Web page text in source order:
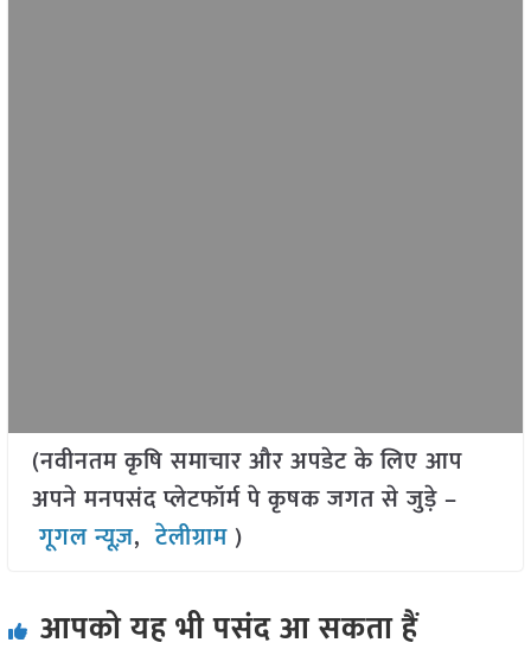
(नवीनतम कृषि समाचार और अपडेट के लिए आप
अपने मनपसंद प्लेटफॉर्म पे कृषक जगत से जुड़े –
गूगल न्यूज़,टेलीग्राम )
आपको यह भी पसंद आ सकता हैं